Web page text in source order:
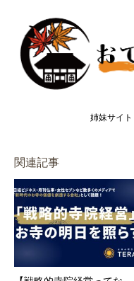
姉妹サイト
関連記事